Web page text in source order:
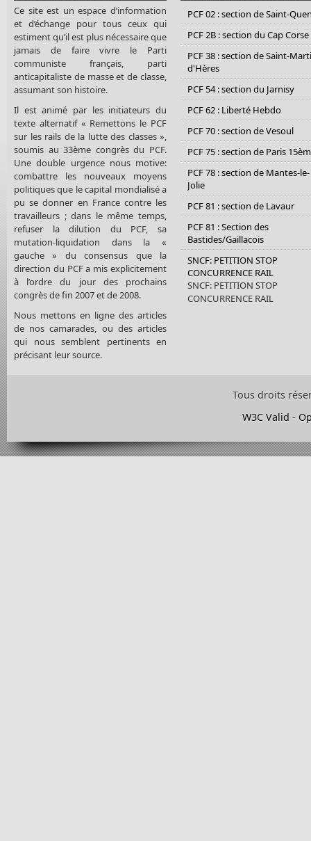
Ce site est un espace d’information
et d’échange pour tous ceux qui
estiment qu’il est plus nécessaire que
jamais de faire vivre le Parti
communiste français, parti
anticapitaliste de masse et de classe,
assumant son histoire.
Il est animé par les initiateurs du
texte alternatif « Remettons le PCF
sur les rails de la lutte des classes »,
soumis au 33ème congrès du PCF.
Une double urgence nous motive:
combattre les nouveaux moyens
politiques que le capital mondialisé a
pu se donner en France contre les
travailleurs ; dans le même temps,
refuser la dilution du PCF, sa
mutation-liquidation dans la «
gauche » du consensus que la
direction du PCF a mis explicitement
à l’ordre du jour des prochains
congrès de fin 2007 et de 2008.
Nous mettons en ligne des articles
de nos camarades, ou des articles
qui nous semblent pertinents en
précisant leur source.
PCF 02 : section de Saint-
PCF 2B : section du Cap Corse
PCF 38 : section de Saint-
d'Hères
PCF 54 : section du Jarnisy
PCF 62 : Liberté Hebdo
PCF 70 : section de Vesoul
PCF 75 : section de Paris
PCF 78 : section de Mantes-le-
Jolie
PCF 81 : section de Lavaur
PCF 81 : Section des
Bastides/Gaillacois
SNCF: PETITION STOP
CONCURRENCE RAIL
SNCF: PETITION STOP
CONCURRENCE RAIL
Tous droits
W3C Valid -